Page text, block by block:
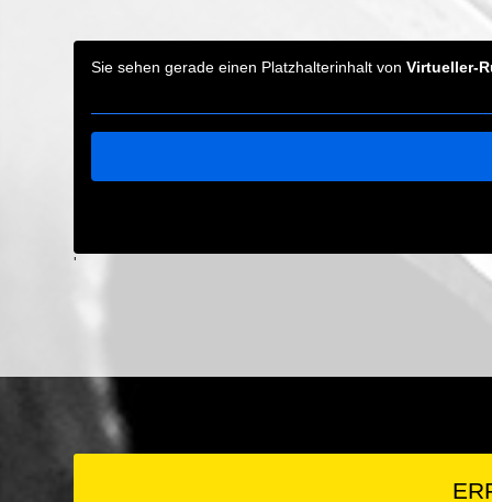
Sie sehen gerade einen Platzhalterinhalt von Virtueller-
'